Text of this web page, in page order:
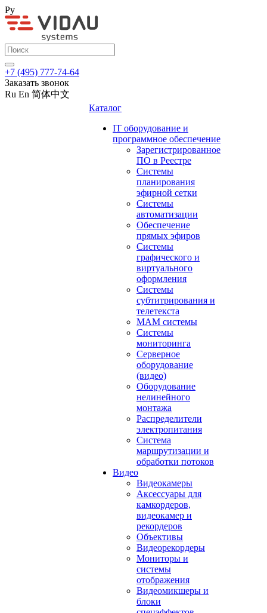
Ру
+7 (495) 777-74-64
Заказать звонок
Ru En 简体中文
Каталог
IT оборудование и
программное обеспечение
Зарегистрированное
ПО в Реестре
Системы
планирования
эфирной сетки
Системы
автоматизации
Обеспечение
прямых эфиров
Системы
графического и
виртуального
оформления
Системы
субтитрирования и
телетекста
MAM системы
Системы
мониторинга
Серверное
оборудование
(видео)
Оборудование
нелинейного
монтажа
Распределители
электропитания
Система
маршрутизации и
обработки потоков
Видео
Видеокамеры
Аксессуары для
камкордеров,
видеокамер и
рекордеров
Объективы
Видеорекордеры
Мониторы и
системы
отображения
Видеомикшеры и
блоки